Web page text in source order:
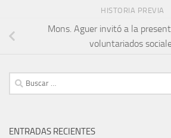
HISTORIA PREVIA
Mons. Aguer invitó a la
voluntariados
ENTRADAS RECIENTES